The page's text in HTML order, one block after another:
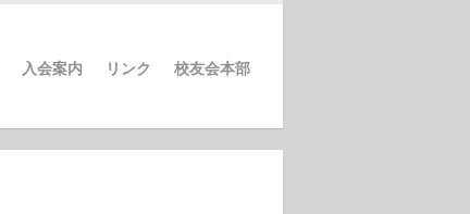
入会案内 リンク 校友会本部